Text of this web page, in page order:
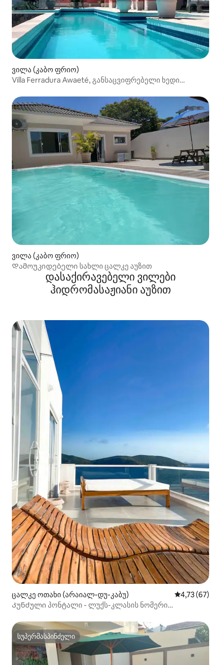
ვილა (კაბო ფრიო)
Villa Ferradura Awaeté, განსაცვიფრებელი ხედი
ვილა (კაბო ფრიო)
Დამოუკიდებელი სახლი ცალკე აუზით
დასაქირავებელი ვილები
ჰიდრომასაჟიანი აუზით
ცალკე ოთახი (არაიალ-დუ-კაბუ) საშუალო
4,73 (67)
Კუნძული პონტალი - ლუქს-კლასის ნომერი
სუპერმასპინძელი
სუპერმასპინძელი